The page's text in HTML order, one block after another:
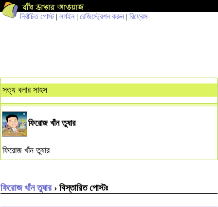
নির্বাচিত পোস্ট| লগইন | রেজিস্ট্রেশন করুন | রিফ্রেস
সত্য বলার সাহস
ফিরোজ খাঁন তুষার
ফিরোজ খাঁন তুষার
ফিরোজ খাঁন তুষার› বিস্তারিত পোস্টঃ